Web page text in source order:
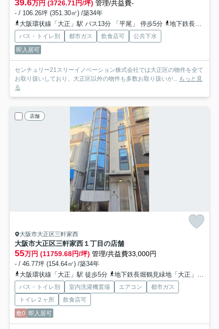
39.6万円 (3726.71円/坪) 管理/共益費-
- / 106.26坪 (351.30㎡) /築34年
大阪環状線「大正」駅 バス13分 「平尾」 停歩5分
地下鉄長堀鶴見緑地「大正」駅 バス13分 「平尾」 停歩5分
バス・トイレ別 都市ガス 飲食店可
公共下水
即入居可
センチュリー21スリーイノベーション株式会社では大正区の物件を全て
お取り扱いしており、大正区以外の物件も多数お取り扱いが...
もっと見
る
店舗
大阪市大正区三軒家西
大阪市大正区三軒家西１丁目の店舗
55万円 (11759.68円/坪) 管理/共益費33,000円
- / 46.77坪 (154.64㎡) /築34年
大阪環状線「大正」駅 徒歩5分
地下鉄長堀鶴見緑地「大正」駅 徒歩5分
バス・トイレ別 室内洗濯機置場 エアコン
都市ガス
トイレ２ヶ所
飲食店可
敷0 即入居可